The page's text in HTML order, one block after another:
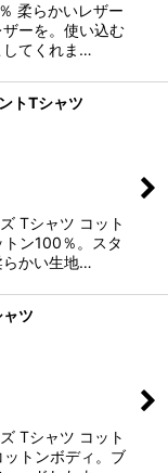
柔らかいレザー
ーを。使い込む
してくれま…
Tシャツ
Tシャツ コット
ン100％。スタ
らかい生地…
ツ
Tシャツ コット
トンボディ。ブ